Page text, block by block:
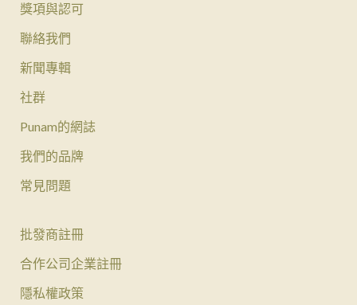
獎項與認可
聯絡我們
新聞專輯
社群
Punam的網誌
我們的品牌
常見問題
批發商註冊
合作公司企業註冊
隱私權政策